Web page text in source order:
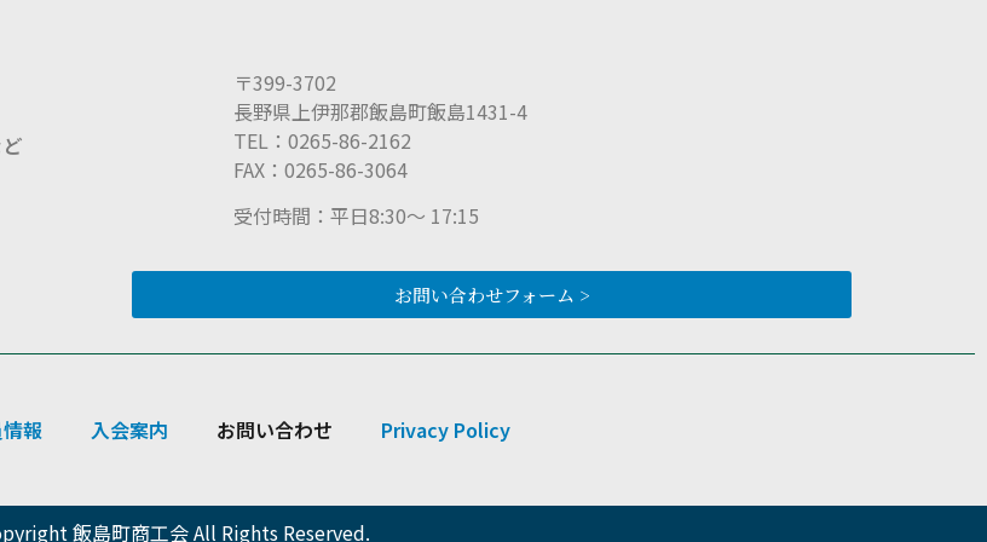
〒399-3702
長野県上伊那郡飯島町飯島1431-4
TEL：0265-86-2162
FAX：0265-86-3064
受付時間：平日8:30〜 17:15
お問い合わせフォーム >
報 入会案内 お問い合わせ Privacy Policy
飯島町商工会 All Rights Reserved.